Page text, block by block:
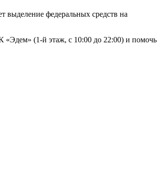
выделение федеральных средств на
«Эдем» (1-й этаж, с 10:00 до 22:00) и помочь